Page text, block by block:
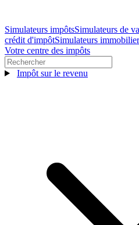
Simulateurs impôtsSimulateurs de
crédit d'impôtSimulateurs immobilier
Votre centre des impôts
Impôt sur le revenu